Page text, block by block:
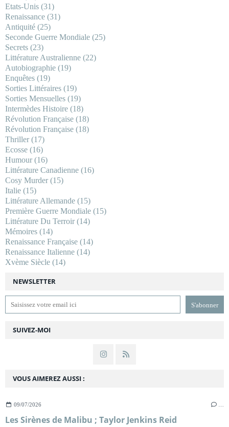
NEWSLETTER
SUIVEZ-MOI
VOUS AIMEREZ AUSSI :
09/07/2026
Les Sirènes de Malibu ; Taylor Jenkins Reid
Etats-Unis (31)
Renaissance (31)
Antiquité (25)
Seconde Guerre Mondiale (25)
Secrets (23)
Littérature Australienne (22)
Autobiographie (19)
Enquêtes (19)
Sorties Littéraires (19)
Sorties Mensuelles (19)
Intermèdes Histoire (18)
Révolution Française (18)
Révolution Française (18)
Thriller(17)
Ecosse (16)
Humour(16)
Littérature Canadienne (16)
Cosy Murder(15)
Italie (15)
Littérature Allemande (15)
Première Guerre Mondiale (15)
Littérature Du Terroir(14)
Mémoires (14)
Renaissance Française (14)
Renaissance Italienne (14)
Xvème Siècle (14)